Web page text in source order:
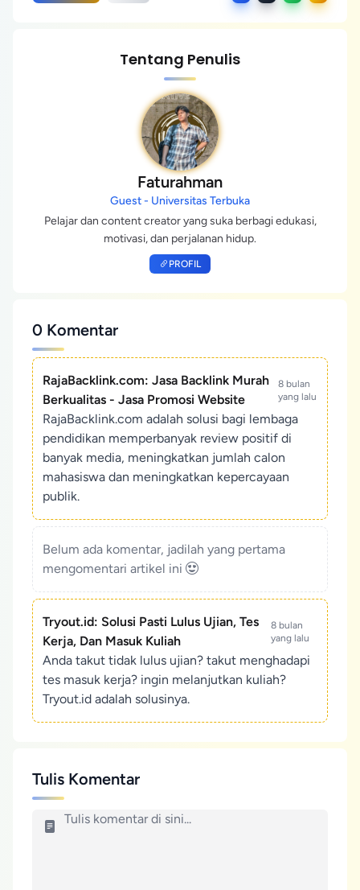
Tentang Penulis
Faturahman
Guest - Universitas Terbuka
Pelajar dan content creator yang suka berbagi edukasi,
motivasi, dan perjalanan hidup.
PROFIL
0 Komentar
RajaBacklink.com: Jasa Backlink Murah
Berkualitas - Jasa Promosi Website
8 bulan
yang lalu
RajaBacklink.com adalah solusi bagi lembaga
pendidikan memperbanyak review positif di
banyak media, meningkatkan jumlah calon
mahasiswa dan meningkatkan kepercayaan
publik.
Belum ada komentar, jadilah yang pertama
mengomentari artikel ini
Tryout.id: Solusi Pasti Lulus Ujian, Tes
Kerja, Dan Masuk Kuliah
8 bulan
yang lalu
Anda takut tidak lulus ujian? takut menghadapi
tes masuk kerja? ingin melanjutkan kuliah?
Tryout.id adalah solusinya.
Tulis Komentar